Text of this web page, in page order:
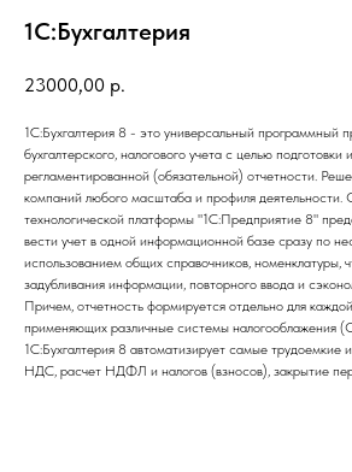
1С:Бухгалтерия
23000,00 р.
1С:Бухгалтерия 8 - это универсальный программный
бухгалтерского, налогового учета с целью
регламентированной (обязательной) отчетности.
компаний любого масштаба и профиля деятельности.
технологической платформы "1С:Предприятие 8"
вести учет в одной информационной базе сразу по
использованием общих справочников, номенклатуры,
задубливания информации, повторного ввода и
Причем, отчетность формируется отдельно для
применяющих различные системы
1С:Бухгалтерия 8 автоматизирует самые трудоемкие
НДС, расчет НДФЛ и налогов (взносов), закрытие